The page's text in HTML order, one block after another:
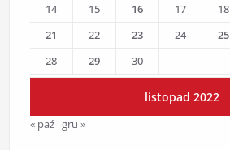
listopad 2022
14
15 16 17 18
21
22 23 24 25
28
29 30
« paź gru »